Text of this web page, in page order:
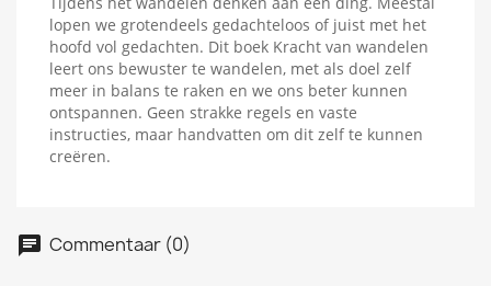
lopen we grotendeels gedachteloos of juist met het
hoofd vol gedachten. Dit boek Kracht van wandelen
leert ons bewuster te wandelen, met als doel zelf
meer in balans te raken en we ons beter kunnen
ontspannen. Geen strakke regels en vaste
instructies, maar handvatten om dit zelf te kunnen
creëren.
Commentaar (0)